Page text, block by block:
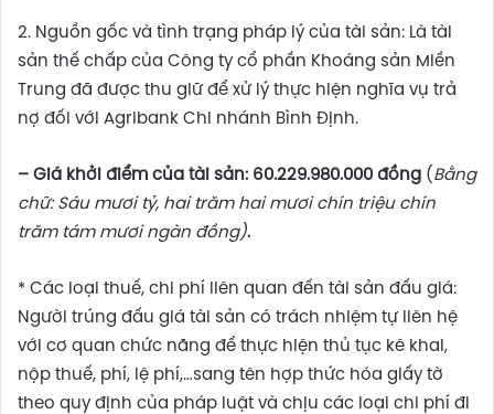
2. Nguồn gốc và tình trạng pháp lý của tài sản: Là tài
sản thế chấp của Công ty cổ phần Khoáng sản Miền
Trung đã được thu giữ để xử lý thực hiện nghĩa vụ trả
nợ đối với Agribank Chi nhánh Bình Định.
– Giá khởi điểm của tài sản: 60.229.980.000 đồng ( Bằng
chữ: Sáu mươi tỷ, hai trăm hai mươi chín triệu chín
trăm tám mươi ngàn đồng).
* Các loại thuế, chi phí liên quan đến tài sản đấu giá:
Người trúng đấu giá tài sản có trách nhiệm tự liên hệ
với cơ quan chức năng để thực hiện thủ tục kê khai,
nộp thuế, phí, lệ phí,…sang tên hợp thức hóa giấy tờ
theo quy định của pháp luật và chịu các loại chi phí đi